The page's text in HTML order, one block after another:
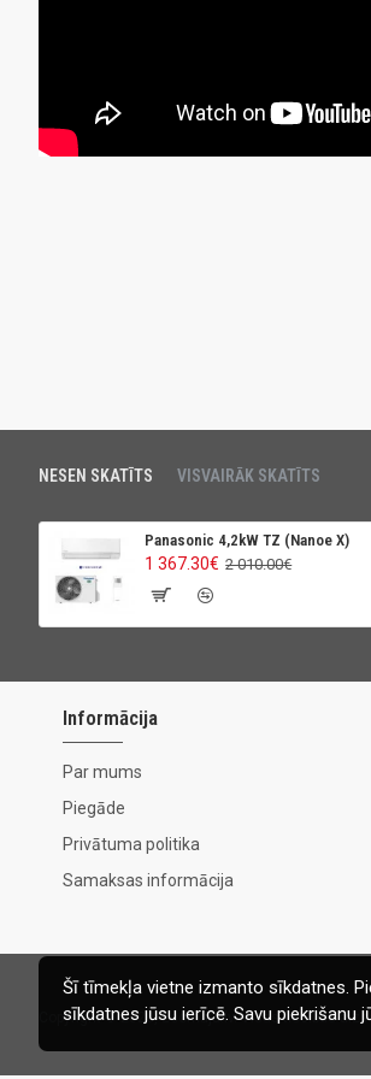
NESEN SKATĪTS VISVAIRĀK SKATĪTS
Panasonic 4,2kW TZ (Nanoe X)
1 367.30€ 2 010.00€
Informācija
Par mums
Piegāde
Privātuma politika
Samaksas informācija
Copyright © 2020, Ecomaja.lv. Visas tiesības
Šī tīmekļa vietne izmanto sīkdatnes.
sīkdatnes jūsu ierīcē. Savu piekrišanu